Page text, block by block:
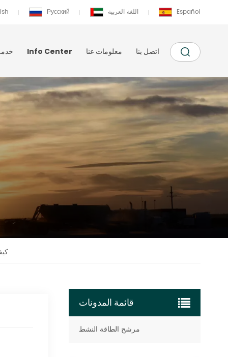
Русский اللغة العربية Español
Info Center معلومات عنا اتصل بنا
قائمة المدونات
مرشح الطاقة النشط